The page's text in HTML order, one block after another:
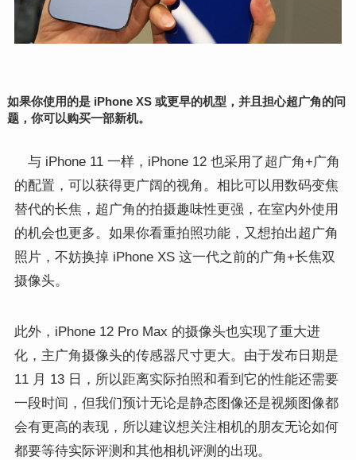
如果你使用的是 iPhone XS 或更早的机型，并且担心超广角的问
题，你可以购买一部新机。
与 iPhone 11 一样，iPhone 12 也采用了超广角+广角
的配置，可以获得更广阔的视角。相比可以用数码变焦
替代的长焦，超广角的拍摄趣味性更强，在室内外使用
的机会也更多。如果你看重拍照功能，又想拍出超广角
照片，不妨换掉 iPhone XS 这一代之前的广角+长焦双
摄像头。
此外，iPhone 12 Pro Max 的摄像头也实现了重大进
化，主广角摄像头的传感器尺寸更大。由于发布日期是
11 月 13 日，所以距离实际拍照和看到它的性能还需要
一段时间，但我们预计无论是静态图像还是视频图像都
会有更高的表现，所以建议想关注相机的朋友无论如何
都要等待实际评测和其他相机评测的出现。